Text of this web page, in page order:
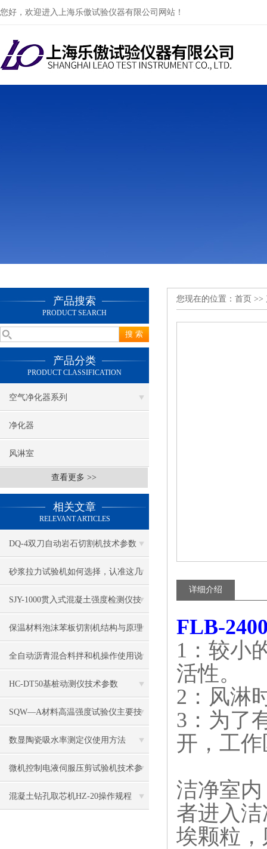
您好，欢迎进入上海乐傲试验仪器有限公司网站！
产品搜索
PRODUCT SEARCH
产品分类
PRODUCT CLASSIFICATION
空气净化器系列
净化器
风淋室
查看更多 >>
相关文章
RELEVANT ARTICLES
DQ-4双刀自动岩石切割机技术参数
砂浆拉力试验机如何选择，认准这几
点就行了
SJY-1000贯入式混凝土强度检测仪技
术参数
保温材料泡沫苯板切割机结构与原理
全自动沥青混合料拌和机操作使用说
明
HC-DT50基桩动测仪技术参数
SQW—A材料高温强度试验仪主要技
术参数
数显陶瓷吸水率测定仪使用方法
微机控制电液伺服压剪试验机技术参
数及保养
混凝土钻孔取芯机HZ-20操作规程
您现在的位置： 首页 >>
详细介绍
FLB-
1：较小
活性。
2：风淋
3：为了
开，工
洁净室
者进入
埃颗粒